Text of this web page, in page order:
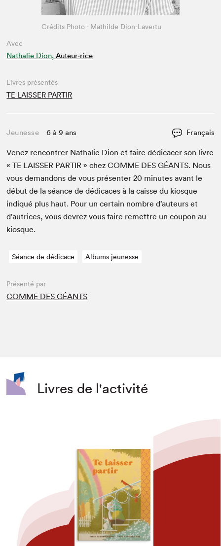
Avec
Nathalie Dion, Auteur·rice
Crédits Photo - Mathilde Dion-Lavertu
Livres présentés
TE LAISSER PARTIR
Jeunesse 6 à 9 ans Français
Venez ren­con­tr­er Nathalie Dion et faire dédi­cac­er son livre
«TE LAISS­ER PAR­TIR » chezCOMME DES GÉANTS. Nous
vous deman­dons de vous présen­ter20 min­utes avant le
début de la séance de dédi­caces à la caisse du kiosque
indiqué plus haut. Pour un cer­tain nom­bre d’auteurs et
d’autrices, vous devrez vous faire remet­tre un coupon au
kiosque.
Séance de dédicace Albums jeunesse
Présenté par
COMME DES GÉANTS
Livres de l'activité